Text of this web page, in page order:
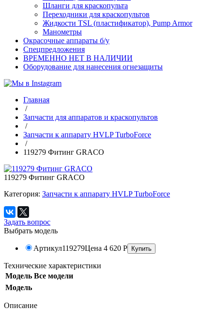
Шланги для краскопульта
Переходники для краскопультов
Жидкости TSL (пластификатор), Pump Armor
Манометры
Окрасочные аппараты б/у
Спецпредложения
ВРЕМЕННО НЕТ В НАЛИЧИИ
Оборудование для нанесения огнезащиты
Главная
/
Запчасти для аппаратов и краскопультов
/
Запчасти к аппарату HVLP TurboForce
/
119279 Фитинг GRACO
119279 Фитинг GRACO
Категория: Запчасти к аппарату HVLP TurboForce
Задать вопрос
Выбрать модель
Артикул119279Цена 4 620 Р
Технические характеристики
Модель Все модели
Модель
Описание